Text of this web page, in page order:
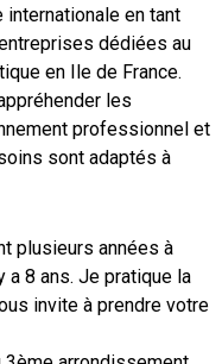
internationale en tant
dédiées au
en Ile de France.
les
professionnel et
sont adaptés à
plusieurs années à
a 8 ans. Je pratique la
invite à prendre votre